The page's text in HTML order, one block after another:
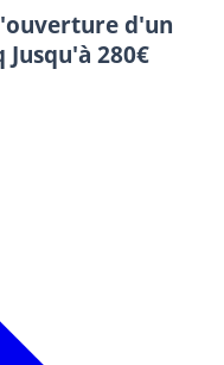
d'un
Jusqu'à 280€